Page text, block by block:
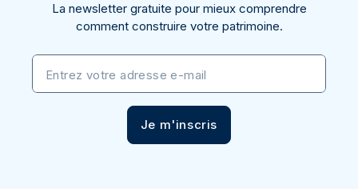
La newsletter gratuite pour mieux comprendre
comment construire votre patrimoine.
Entrez votre adresse e-mail
Je m'inscris